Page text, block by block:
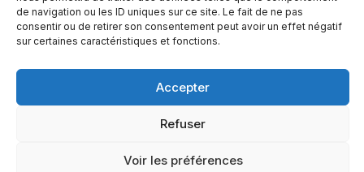
de navigation ou les ID uniques sur ce site. Le fait de ne pas
consentir ou de retirer son consentement peut avoir un effet négatif
sur certaines caractéristiques et fonctions.
Accepter
Refuser
Voir les préférences
© Copyright 2026 – Altomédia Inc |